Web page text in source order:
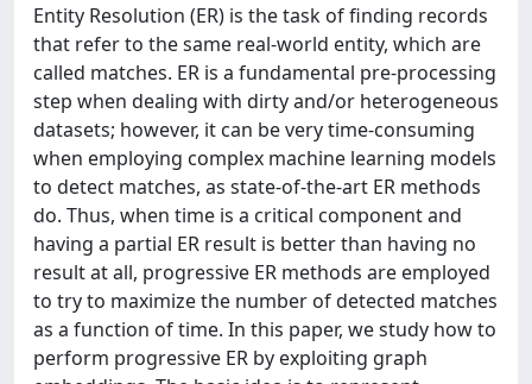
Entity Resolution (ER) is the task of finding records
that refer to the same real-world entity, which are
called matches. ER is a fundamental pre-processing
step when dealing with dirty and/or heterogeneous
datasets; however, it can be very time-consuming
when employing complex machine learning models
to detect matches, as state-of-the-art ER methods
do. Thus, when time is a critical component and
having a partial ER result is better than having no
result at all, progressive ER methods are employed
to try to maximize the number of detected matches
as a function of time. In this paper, we study how to
perform progressive ER by exploiting graph